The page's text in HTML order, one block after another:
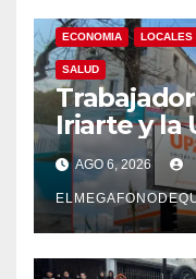
ECONOMIA LOCALES
SALUD
Iriarte y la
pase a
mejoras
AGO 6, 2026